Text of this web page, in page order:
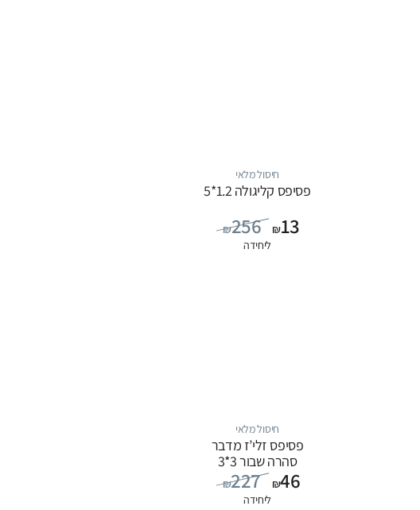
חיסול מלאי
פסיפס קליגולה 1.2*5
₪256 ₪13
ליחידה
חיסול מלאי
פסיפס זלי’ז מדבר
סהרה שבור 3*3
₪227 ₪46
ליחידה